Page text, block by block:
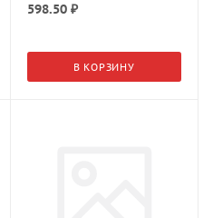
598.50₽
В КОРЗИНУ